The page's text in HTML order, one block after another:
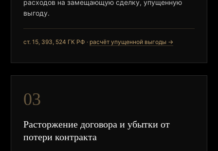
расходов на замещающую сделку, упущенную
выгоду.
ст. 15, 393, 524 ГК РФ · расчёт упущенной выгоды →
03
Расторжение договора и убытки от
потери контракта